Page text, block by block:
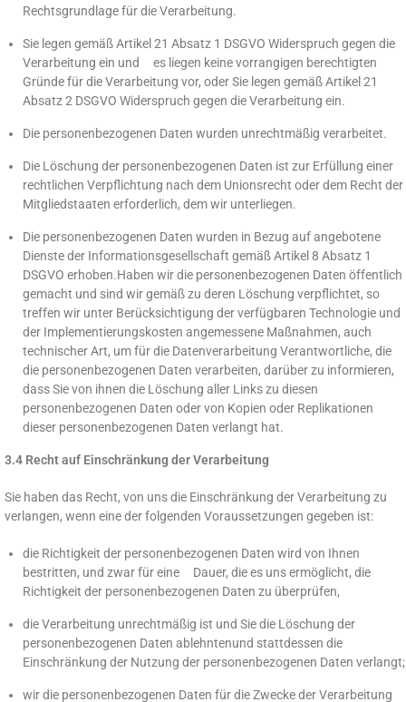
Rechtsgrundlage für die Verarbeitung.
Sie legen gemäß Artikel 21 Absatz 1 DSGVO Widerspruch gegen die
Verarbeitung ein und es liegen keine vorrangigen berechtigten
Gründe für die Verarbeitung vor, oder Sie legen gemäß Artikel 21
Absatz 2 DSGVO Widerspruch gegen die Verarbeitung ein.
Die personenbezogenen Daten wurden unrechtmäßig verarbeitet.
Die Löschung der personenbezogenen Daten ist zur Erfüllung einer
rechtlichen Verpflichtung nach dem Unionsrecht oder dem Recht der
Mitgliedstaaten erforderlich, dem wir unterliegen.
Die personenbezogenen Daten wurden in Bezug auf angebotene
Dienste der Informationsgesellschaft gemäß Artikel 8 Absatz 1
DSGVO erhoben.Haben wir die personenbezogenen Daten öffentlich
gemacht und sind wir gemäß zu deren Löschung verpflichtet, so
treffen wir unter Berücksichtigung der verfügbaren Technologie und
der Implementierungskosten angemessene Maßnahmen, auch
technischer Art, um für die Datenverarbeitung Verantwortliche, die
die personenbezogenen Daten verarbeiten, darüber zu informieren,
dass Sie von ihnen die Löschung aller Links zu diesen
personenbezogenen Daten oder von Kopien oder Replikationen
dieser personenbezogenen Daten verlangt hat.
3.4 Recht auf Einschränkung der Verarbeitung
Sie haben das Recht, von uns die Einschränkung der Verarbeitung zu
verlangen, wenn eine der folgenden Voraussetzungen gegeben ist:
die Richtigkeit der personenbezogenen Daten wird von Ihnen
bestritten, und zwar für eine Dauer, die es uns ermöglicht, die
Richtigkeit der personenbezogenen Daten zu überprüfen,
die Verarbeitung unrechtmäßig ist und Sie die Löschung der
personenbezogenen Daten ablehntenund stattdessen die
Einschränkung der Nutzung der personenbezogenen Daten verlangt;
wir die personenbezogenen Daten für die Zwecke der Verarbeitung